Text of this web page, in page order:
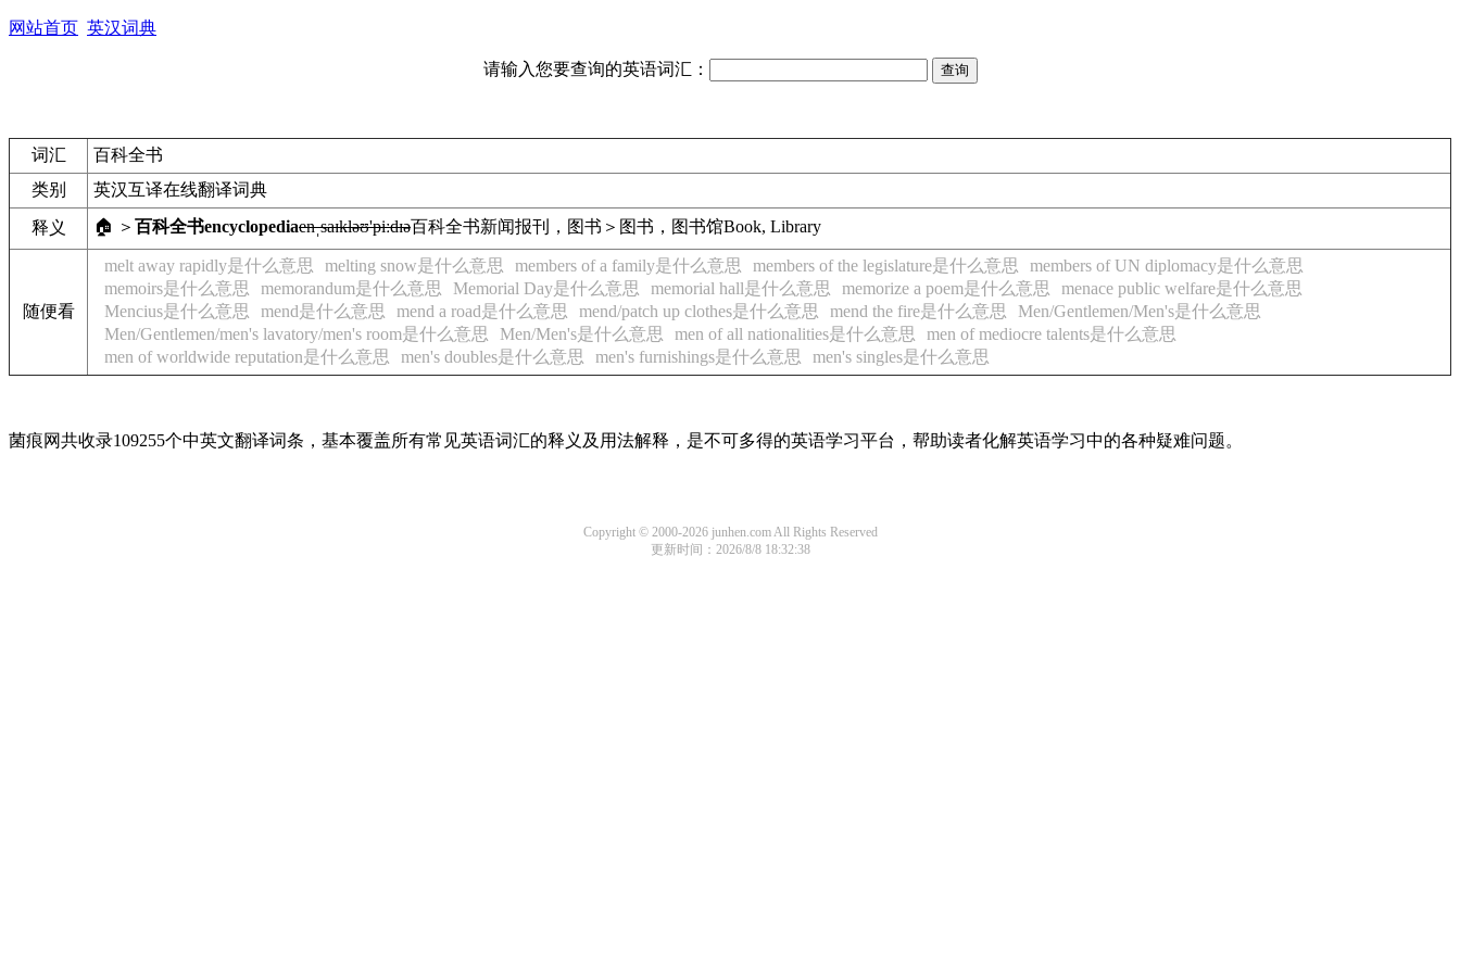
网站首页 英汉词典
请输入您要查询的英语词汇：
词汇
百科全书
类别
英汉互译在线翻译词典
释义 🏠 ＞ 百科全书encyclopediaenˌsaɪkləʊ'piːdɪə百科全书新闻报刊，图书＞图书，图书馆Book, Library
随便看
melt away rapidly是什么意思 melting snow是什么意思 members of a family是什么意思 members of the legislature是什么意思
members of UN diplomacy是什么意思
memoirs是什么意思
memorandum是什么意思 Memorial Day是什么意思 memorial hall是什么意思 memorize a poem是什么意思
menace public welfare是什么意思
Mencius是什么意思
mend是什么意思 mend a road是什么意思 mend/patch up clothes是什么意思 mend the fire是什么意思
Men/Gentlemen/Men's是什么意思
Men/Gentlemen/men's lavatory/men's room是什么意思
Men/Men's是什么意思 men of all nationalities是什么意思
men of mediocre talents是什么意思
men of worldwide reputation是什么意思
men's doubles是什么意思 men's furnishings是什么意思 men's singles是什么意思
菌痕网共收录109255个中英文翻译词条，基本覆盖所有常见英语词汇的释义及用法解释，是不可多得的英语学习平台，帮助读者化解英语学习中的各种疑难问题。
Copyright © 2000-2026 junhen.com All Rights Reserved
更新时间：2026/8/8 18:32:38